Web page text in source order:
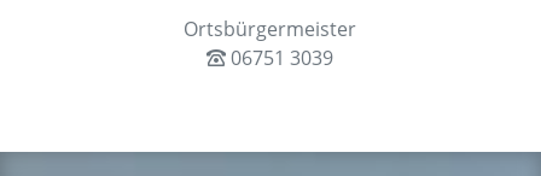
Ortsbürgermeister
06751 3039